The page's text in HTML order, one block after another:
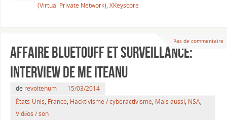
(Virtual Private Network), XKeyscore
Pas de commentaire
Affaire Bluetouff et surveillance:
interview de Me Iteanu
de revoltenum
15/03/2014
États-Unis, France, Hacktivisme / cyberactivisme, Mais aussi, NSA,
Vidéos / son